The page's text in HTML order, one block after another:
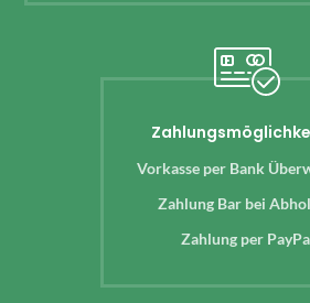
Vorkasse per Bank
Zahlung Bar bei
Zahlung per